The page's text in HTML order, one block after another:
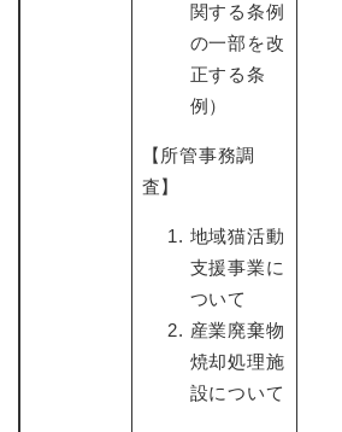
関する条例
の一部を改
正する条
例）
【所管事務調
査】
地域猫活動
支援事業に
ついて
産業廃棄物
焼却処理施
設について